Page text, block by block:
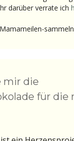
darüber verrate ich
mir die
für die